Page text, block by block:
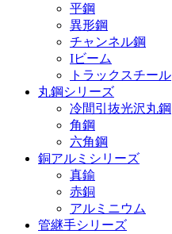
平鋼
異形鋼
チャンネル鋼
Iビーム
トラックスチール
丸鋼シリーズ
冷間引抜光沢丸鋼
角鋼
六角鋼
銅アルミシリーズ
真鍮
赤銅
アルミニウム
管継手シリーズ